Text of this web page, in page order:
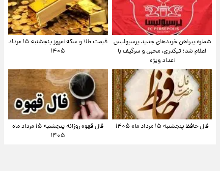
شماره پیراهن خریدهای جدید پرسپولیس
اعلام شد؛ تیکدری، محبی و سرگیف با
اعداد ویژه
قیمت طلا و سکه امروز پنجشنبه ۱۵ مرداد
۱۴۰۵
فال حافظ پنجشنبه ۱۵ مرداد ماه ۱۴۰۵
فال قهوه روزانه پنجشنبه ۱۵ مرداد ماه
۱۴۰۵